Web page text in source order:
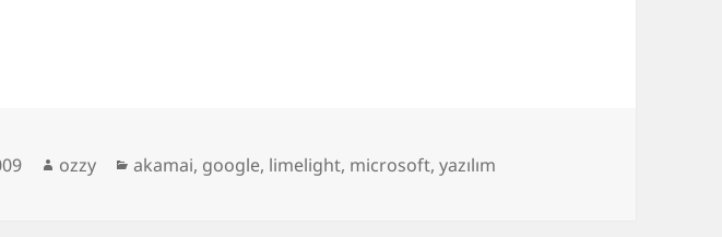
Author
ozzy Categories
akamai, google, limelight, microsoft,yazılım